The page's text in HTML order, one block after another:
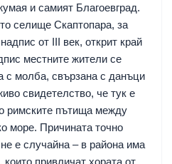
и самият Благоевград.
селище Скаптопара, за
от III век, открит край
местните жители се
с молба, свързана с данъци
свидетелство, че тук е
римските пътища между
море. Причината точно
е случайна – в района има
привличат хората от